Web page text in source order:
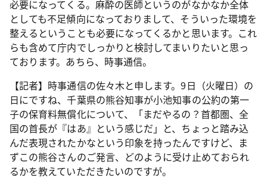
必要になってくる。麻酔の医師というのがなかなか全体
としても不足傾向になっておりまして、そういった環境を
整えるということも必要になってくるかと思います。これ
らも含めて庁内でしっかりと検討してまいりたいと思っ
ております。あちら、時事通信。
【記者】時事通信の佐々木と申します。9日（火曜日）の
日にですね、千葉県の熊谷知事が小池知事の公約の第一
子の保育料無償化について、「まだやるの？首都圏、全
国の首長が『はあ』という感じだ」と、ちょっと踏み込
んだ表現されたかなという印象を持ったんですけど、ま
ずこの熊谷さんのご発言、どのように受け止めておられ
るかを教えていただきたいのですが。